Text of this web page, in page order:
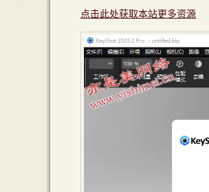
点击此处获取本站更多资源